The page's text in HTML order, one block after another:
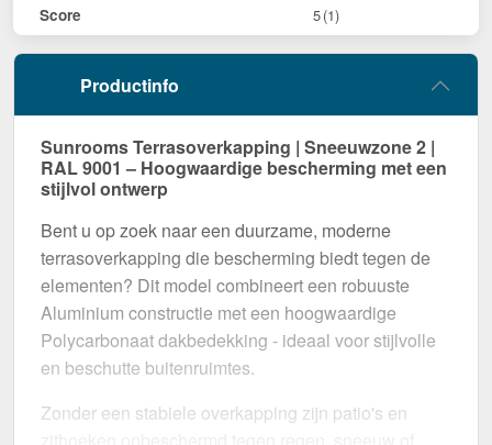
Score 5(1)
Productinfo
Sunrooms Terrasoverkapping | Sneeuwzone 2 |
RAL 9001 – Hoogwaardige bescherming met een
stijlvol ontwerp
Bent u op zoek naar een duurzame, moderne
terrasoverkapping die bescherming biedt tegen de
elementen? Dit model combineert een robuuste
Aluminium constructie met een hoogwaardige
Polycarbonaat dakbedekking - ideaal voor stijlvolle
en beschutte buitenruimtes.
Zonder een stabiele overkapping zijn patio's en